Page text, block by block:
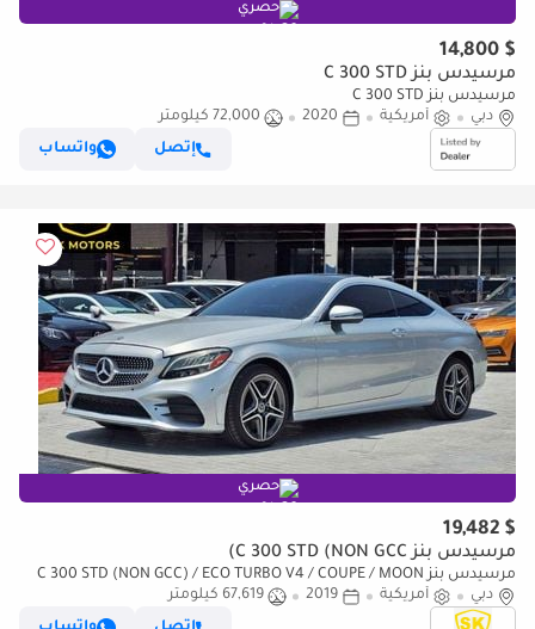
حصري
$ 14,800
مرسيدس بنز C 300 STD
مرسيدس بنز C 300 STD
دبي
أمريكية 2020
72,000 كيلومتر
إتصل
واتساب
حصري
$ 19,482
مرسيدس بنز C 300 STD (NON GCC)
مرسيدس بنز C 300 STD (NON GCC) / ECO TURBO V4 / COUPE / MOON
ROOF/ 985 MONTHLY / LOT#06911
دبي أمريكية 2019
67,619 كيلومتر